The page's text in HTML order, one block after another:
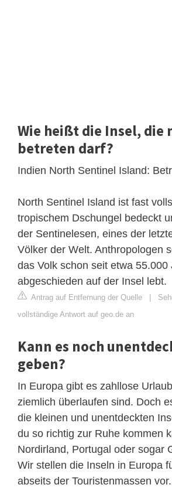
Wie heißt die Insel, die
betreten darf?
Indien North Sentinel Island:
North Sentinel Island ist fast
tropischem Dschungel bedeckt
der Sentinelesen, eines der
Völker der Welt. Anthropologen
das Volk schon seit etwa 55.000
abgeschieden auf der Insel lebt.
Antrag auf Entfernung der Quelle
vollständige Antwort auf geo.de an
Kann es noch
geben?
In Europa gibt es zahllose
ziemlich überlaufen sind. Doch
die kleinen und unentdeckten
du so richtig zur Ruhe kommen
Nordirland, Portugal oder sogar
Wir stellen die Inseln in Europa
abseits der Touristenmassen vor.